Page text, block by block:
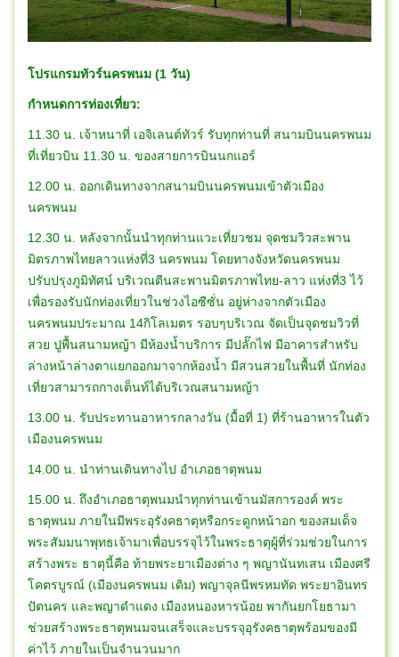
โปรแกรมทัวร์นครพนม (1 วัน)
กำหนดการท่องเที่ยว:
11.30 น. เจ้าหนาที่ เอจิเลนต์ทัวร์ รับทุกท่านที่ สนามบินนครพนม
ที่เที่ยวบิน 11.30 น. ของสายการบินนกแอร์
12.00 น. ออกเดินทางจากสนามบินนครพนมเข้าตัวเมือง
นครพนม
12.30 น. หลังจากนั้นนำทุกท่านแวะเที่ยวชม จุดชมวิวสะพาน
มิตรภาพไทยลาวแห่งที่3 นครพนม โดยทางจังหวัดนครพนม
ปรับปรุงภูมิทัศน์ บริเวณตีนสะพานมิตรภาพไทย-ลาว แห่งที่3 ไว้
เพื่อรองรับนักท่องเที่ยวในช่วงไอซีซั่น อยู่ห่างจากตัวเมือง
นครพนมประมาณ 14กิโลเมตร รอบๆบริเวณ จัดเป็นจุดชมวิวที่
สวย ปูพื้นสนามหญ้า มีห้องน้ำบริการ มีปลั๊กไฟ มีอาคารสำหรับ
ล่างหน้าล่างตาแยกออกมาจากห้องน้ำ มีสวนสวยในพื้นที่ นักท่อง
เที่ยวสามารถกางเต็นท์ได้บริเวณสนามหญ้า
13.00 น. รับประทานอาหารกลางวัน (มื้อที่ 1) ที่ร้านอาหารในตัว
เมืองนครพนม
14.00 น. นำท่านเดินทางไป อำเภอธาตุพนม
15.00 น. ถึงอำเภอธาตุพนมนำทุกท่านเข้านมัสการองค์ พระ
ธาตุพนม ภายในมีพระอุรังคธาตุหรือกระดูกหน้าอก ของสมเด็จ
พระสัมมนาพุทธเจ้ามาเพื่อบรรจุไว้ในพระธาตุผู้ที่ร่วมช่วยในการ
สร้างพระ ธาตุนี้คือ ท้ายพระยาเมืองต่าง ๆ พญานันทเสน เมืองศรี
โคตรบูรณ์ (เมืองนครพนม เดิม) พญาจุลนีพรหมทัด พระยาอินทร
ปัตนคร และพญาดำแดง เมืองหนองหารน้อย พากันยกโยธามา
ช่วยสร้างพระธาตุพนมจนเสร็จและบรรจุอุรังคธาตุพร้อมของมี
ค่าไว้ ภายในเป็นจำนวนมาก